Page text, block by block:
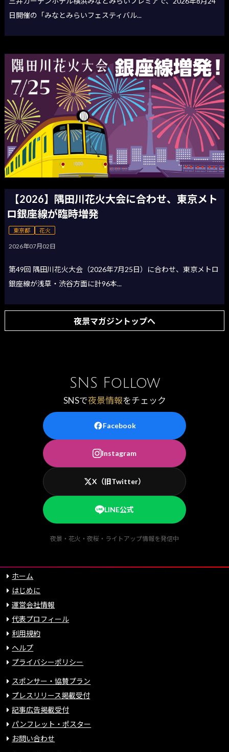
日開催の「みなとみらいフェスティバル...
【2026】隅田川花火大会に合わせ、東京メト
ロ銀座線が臨時増発
東京都 花火
2026年07月02日
第49回 隅田川花火大会（2026年7月25日）に合わせ、東京メトロ
銀座線が浅草・渋谷方面に計96本...
夜景マガジントップへ
SNS Follow
SNSで夜景情報をチェック
Facebook
Instagram
X（旧Twitter）
LINE公式
夜景・花火・夜桜・ライトアップ情報を発信中
ホーム
はじめに
運営会社情報
代表プロフィール
利用規約
ヘルプ
プライバシーポリシー
スポンサー・協賛プラン
プレスリリース掲載受付
記事広告掲載受付
パンフレット・ポスター
お問い合わせ